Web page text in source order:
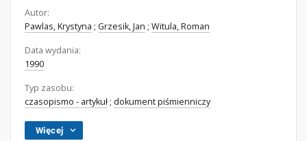
Autor:
Pawlas, Krystyna ; Grzesik, Jan ; Witula, Roman
Data wydania:
1990
Typ zasobu:
czasopismo - artykuł ; dokument piśmienniczy
Więcej